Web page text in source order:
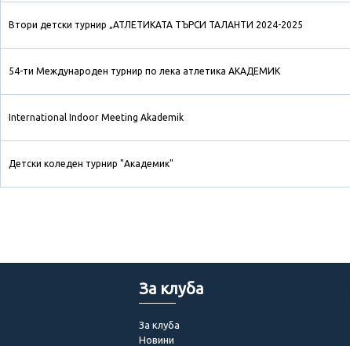
Втори детски турнир „АТЛЕТИКАТА ТЪРСИ ТАЛАНТИ 2024-2025
54-ти Международен турнир по лека атлетика АКАДЕМИК
International Indoor Meeting Akademik
Детски коледен турнир "Академик"
За клуба
За клуба
Новини